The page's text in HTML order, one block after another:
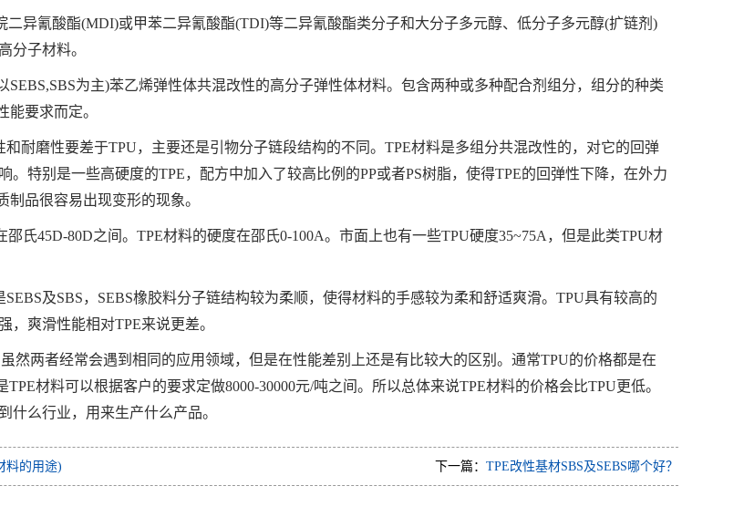
二异氰酸酯(MDI)或甲苯二异氰酸酯(TDI)等二异氰酸酯类分子和大分子多元醇、低分子多元醇(扩链剂)
分子材料。
SEBS,SBS为主)苯乙烯弹性体共混改性的高分子弹性体材料。包含两种或多种配合剂组分，组分的种类
能要求而定。
和耐磨性要差于TPU，主要还是引物分子链段结构的不同。TPE材料是多组分共混改性的，对它的回弹
。特别是一些高硬度的TPE，配方中加入了较高比例的PP或者PS树脂，使得TPE的回弹性下降，在外力
制品很容易出现变形的现象。
邵氏45D-80D之间。TPE材料的硬度在邵氏0-100A。市面上也有一些TPU硬度35~75A，但是此类TPU材
SEBS及SBS，SEBS橡胶料分子链结构较为柔顺，使得材料的手感较为柔和舒适爽滑。TPU具有较高的
，爽滑性能相对TPE来说更差。
然两者经常会遇到相同的应用领域，但是在性能差别上还是有比较大的区别。通常TPU的价格都是在
TPE材料可以根据客户的要求定做8000-30000元/吨之间。所以总体来说TPE材料的价格会比TPU更低。
什么行业，用来生产什么产品。
料的用途) 下一篇： TPE改性基材SBS及SEBS哪个好？